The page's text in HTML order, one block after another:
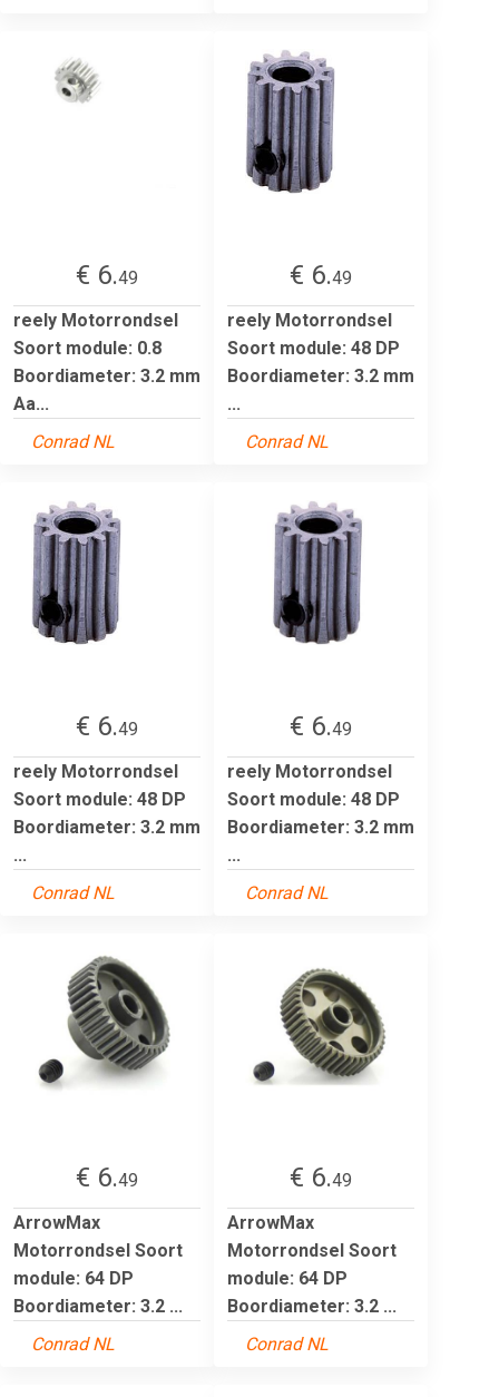
€ 6.49
reely Motorrondsel
Soort module: 0.8
Boordiameter: 3.2 mm
Aa...
Conrad NL
€ 6.49
reely Motorrondsel
Soort module: 48 DP
Boordiameter: 3.2 mm
...
Conrad NL
€ 6.49
reely Motorrondsel
Soort module: 48 DP
Boordiameter: 3.2 mm
...
Conrad NL
€ 6.49
reely Motorrondsel
Soort module: 48 DP
Boordiameter: 3.2 mm
...
Conrad NL
€ 6.49
ArrowMax
Motorrondsel Soort
module: 64 DP
Boordiameter: 3.2 ...
Conrad NL
€ 6.49
ArrowMax
Motorrondsel Soort
module: 64 DP
Boordiameter: 3.2 ...
Conrad NL